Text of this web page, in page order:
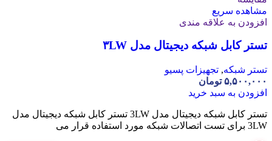
مشاهده سریع
افزودن به علاقه مندی
تستر کابل شبکه دیجیتال مدل ۳LW
تستر شبکه, تجهیزات پسیو
۵,۵۰۰,۰۰۰ تومان
افزودن به سبد خرید
تستر کابل شبکه دیجیتال مدل 3LW تستر کابل شبکه دیجیتال مدل
3LW برای تست اتصالات شبکه مورد استفاده قرار می